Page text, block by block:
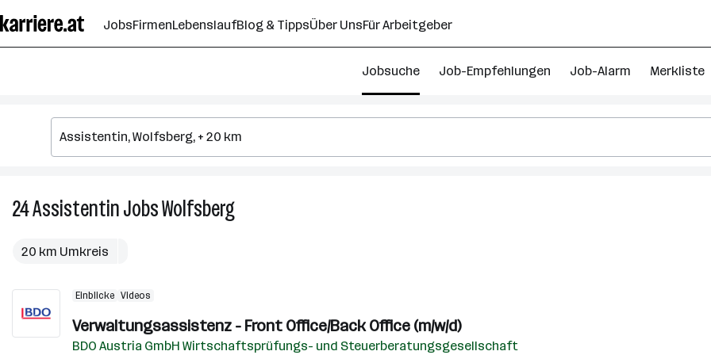
Seiteninhalt
springen
JobsFirmenLebenslaufBlog & TippsÜber UnsFür Arbeitgeber
Jobsuche Job-Empfehlungen Job-Alarm Merkliste
24AssistentinJobsWolfsberg24
Assistentin
20 km Umkreis
Einblicke Videos
Verwaltungsassistenz - Front Office/Back Office (m/w/d)
BDO Austria GmbH Wirtschaftsprüfungs- und Steuerberatungsgesellschaft